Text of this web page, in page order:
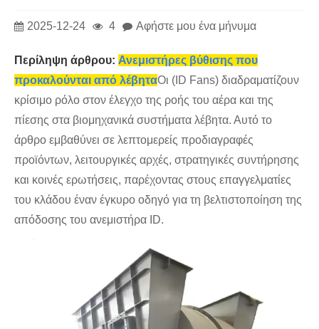
2025-12-24 4 Αφήστε μου ένα μήνυμα
Περίληψη άρθρου: Ανεμιστήρες βύθισης που
προκαλούνται από λέβηταΟι (ID Fans) διαδραματίζουν
κρίσιμο ρόλο στον έλεγχο της ροής του αέρα και της
πίεσης στα βιομηχανικά συστήματα λέβητα. Αυτό το
άρθρο εμβαθύνει σε λεπτομερείς προδιαγραφές
προϊόντων, λειτουργικές αρχές, στρατηγικές συντήρησης
και κοινές ερωτήσεις, παρέχοντας στους επαγγελματίες
του κλάδου έναν έγκυρο οδηγό για τη βελτιστοποίηση της
απόδοσης του ανεμιστήρα ID.